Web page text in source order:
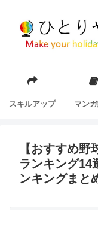
スキルアップ マン
【おすすめ
ランキング14
ンキングまと